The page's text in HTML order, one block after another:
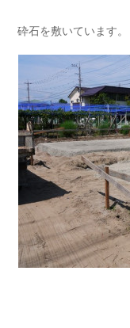
砕石を敷いています。